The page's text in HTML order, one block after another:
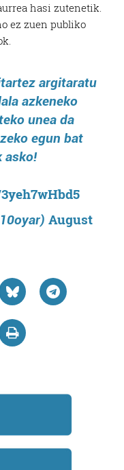
hasi zutenetik.
ez zuen publiko
argitaratu
azkeneko
unea da
egun bat
asko!
August